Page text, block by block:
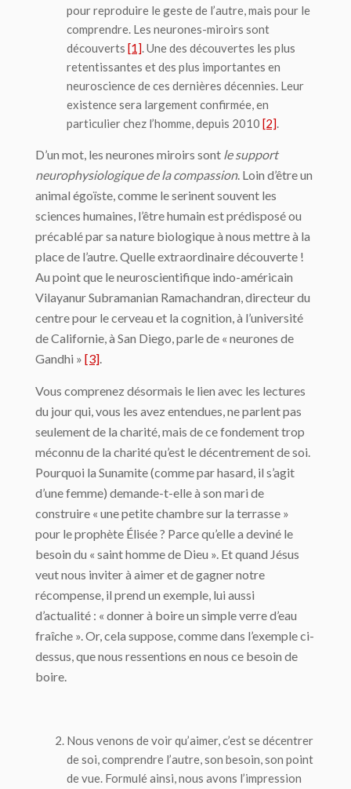
pour reproduire le geste de l’autre, mais pour le
comprendre. Les neurones-miroirs sont
découverts [1]. Une des découvertes les plus
retentissantes et des plus importantes en
neuroscience de ces dernières décennies. Leur
existence sera largement confirmée, en
particulier chez l’homme, depuis 2010 [2].
D’un mot, les neurones miroirs sont le support
neurophysiologique de la compassion. Loin d’être un
animal égoïste, comme le serinent souvent les
sciences humaines, l’être humain est prédisposé ou
précablé par sa nature biologique à nous mettre à la
place de l’autre. Quelle extraordinaire découverte !
Au point que le neuroscientifique indo-américain
Vilayanur Subramanian Ramachandran, directeur du
centre pour le cerveau et la cognition, à l’université
de Californie, à San Diego, parle de « neurones de
Gandhi » [3].
Vous comprenez désormais le lien avec les lectures
du jour qui, vous les avez entendues, ne parlent pas
seulement de la charité, mais de ce fondement trop
méconnu de la charité qu’est le décentrement de soi.
Pourquoi la Sunamite (comme par hasard, il s’agit
d’une femme) demande-t-elle à son mari de
construire « une petite chambre sur la terrasse »
pour le prophète Élisée ? Parce qu’elle a deviné le
besoin du « saint homme de Dieu ». Et quand Jésus
veut nous inviter à aimer et de gagner notre
récompense, il prend un exemple, lui aussi
d’actualité : « donner à boire un simple verre d’eau
fraîche ». Or, cela suppose, comme dans l’exemple ci-
dessus, que nous ressentions en nous ce besoin de
boire.
Nous venons de voir qu’aimer, c’est se décentrer
de soi, comprendre l’autre, son besoin, son point
de vue. Formulé ainsi, nous avons l’impression